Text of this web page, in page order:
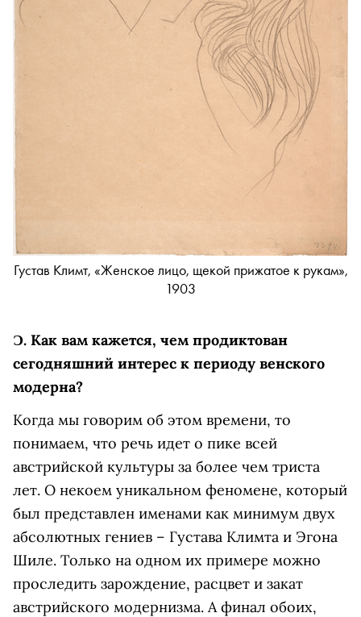
Густав Климт, «Женское лицо, щекой прижатое к рукам»,
1903
Ɔ. Как вам кажется, чем продиктован
сегодняшний интерес к периоду венского
модерна?
Когда мы говорим об этом времени, то
понимаем, что речь идет о пике всей
австрийской культуры за более чем триста
лет. О некоем уникальном феномене, который
был представлен именами как минимум двух
абсолютных гениев – Густава Климта и Эгона
Шиле. Только на одном их примере можно
проследить зарождение, расцвет и закат
австрийского модернизма. А финал обоих,